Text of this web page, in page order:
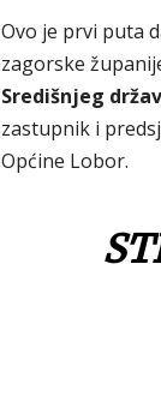
Ovo je prvi puta
zagorske
Središnjeg
zastupnik i
Općine Lobor.